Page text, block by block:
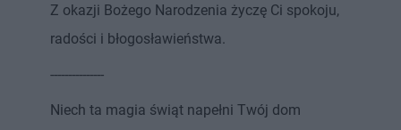
Z okazji Bożego Narodzenia życzę Ci spokoju,
radości i błogosławieństwa.
---------------
Niech ta magia świąt napełni Twój dom